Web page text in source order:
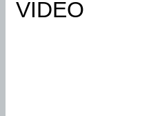
VIDEO